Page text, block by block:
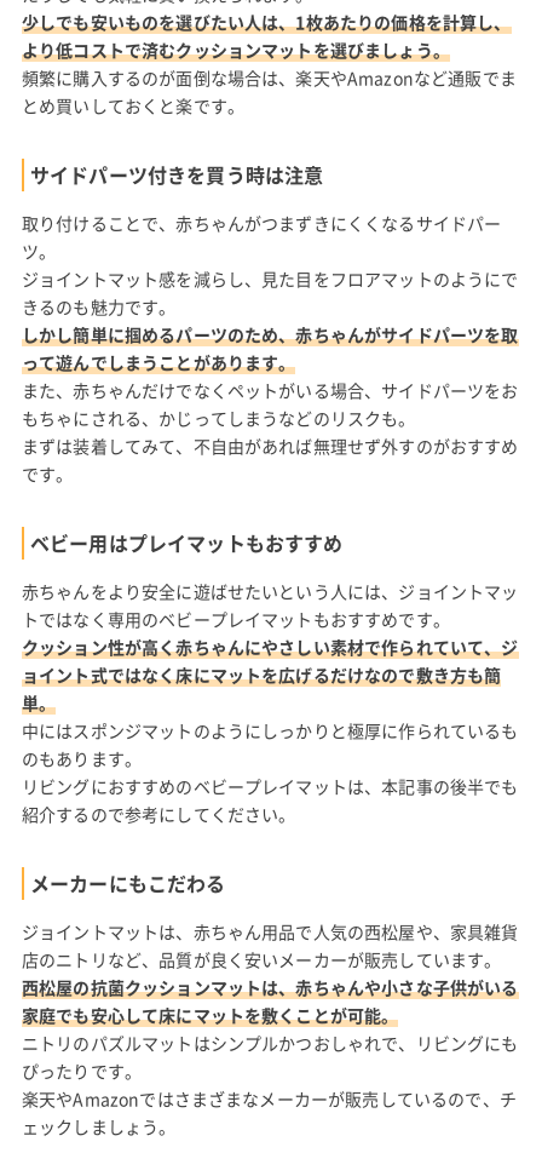
少しでも安いものを選びたい人は、1枚あたりの価格を計算し、
より低コストで済むクッションマットを選びましょう。
頻繁に購入するのが面倒な場合は、楽天やAmazonなど通販でま
とめ買いしておくと楽です。
サイドパーツ付きを買う時は注意
取り付けることで、赤ちゃんがつまずきにくくなるサイドパー
ツ。
ジョイントマット感を減らし、見た目をフロアマットのようにで
きるのも魅力です。
しかし簡単に掴めるパーツのため、赤ちゃんがサイドパーツを取
って遊んでしまうことがあります。
また、赤ちゃんだけでなくペットがいる場合、サイドパーツをお
もちゃにされる、かじってしまうなどのリスクも。
まずは装着してみて、不自由があれば無理せず外すのがおすすめ
です。
ベビー用はプレイマットもおすすめ
赤ちゃんをより安全に遊ばせたいという人には、ジョイントマッ
トではなく専用のベビープレイマットもおすすめです。
クッション性が高く赤ちゃんにやさしい素材で作られていて、ジ
ョイント式ではなく床にマットを広げるだけなので敷き方も簡
単。
中にはスポンジマットのようにしっかりと極厚に作られているも
のもあります。
リビングにおすすめのベビープレイマットは、本記事の後半でも
紹介するので参考にしてください。
メーカーにもこだわる
ジョイントマットは、赤ちゃん用品で人気の西松屋や、家具雑貨
店のニトリなど、品質が良く安いメーカーが販売しています。
西松屋の抗菌クッションマットは、赤ちゃんや小さな子供がいる
家庭でも安心して床にマットを敷くことが可能。
ニトリのパズルマットはシンプルかつおしゃれで、リビングにも
ぴったりです。
楽天やAmazonではさまざまなメーカーが販売しているので、チ
ェックしましょう。